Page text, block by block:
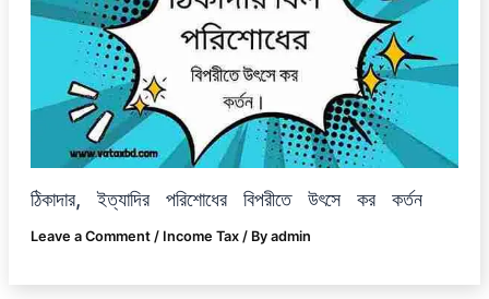
ঠিকাদার, ইত্যাদির পরিশোধের বিপরীতে উৎসে কর কর্তন
Leave a Comment / Income Tax/ By admin